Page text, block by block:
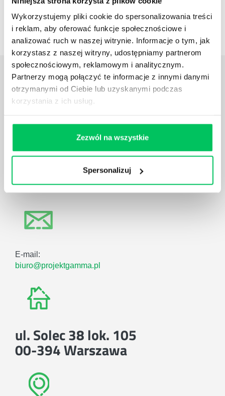
Wykorzystujemy pliki cookie do spersonalizowania treści
i reklam, aby oferować funkcje społecznościowe i
analizować ruch w naszej witrynie. Informacje o tym, jak
korzystasz z naszej witryny, udostępniamy partnerom
społecznościowym, reklamowym i analitycznym.
Partnerzy mogą połączyć te informacje z innymi danymi
otrzymanymi od Ciebie lub uzyskanymi podczas
korzystania z ich usług.
Zezwól na wszystkie
Spersonalizuj
Case studies
Zestawienie case studies
Daj nam poznać TWOJE
POTRZEBY
tel.:505 273 550,
E-mail:
biuro@projektgamma.pl
ul. Solec 38 lok. 105
00-394 Warszawa